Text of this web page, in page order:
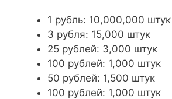
1 рубль: 10,000,000 штук
3 рубля: 15,000 штук
25 рублей: 3,000 штук
100 рублей: 1,000 штук
50 рублей: 1,500 штук
100 рублей: 1,000 штук